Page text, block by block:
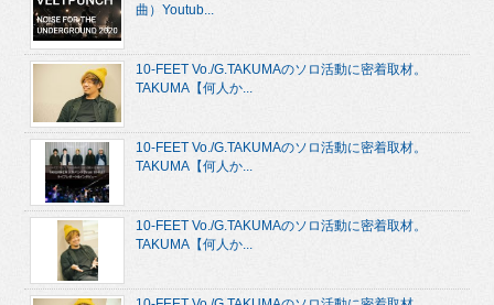
曲）Youtub...
10-FEET Vo./G.TAKUMAのソロ活動に密着取材。
TAKUMA【何人か...
10-FEET Vo./G.TAKUMAのソロ活動に密着取材。
TAKUMA【何人か...
10-FEET Vo./G.TAKUMAのソロ活動に密着取材。
TAKUMA【何人か...